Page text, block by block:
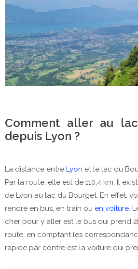
Comment aller au
depuis Lyon ?
La distance entre Lyon et le lac du
Par la route, elle est de 110,4 km. Il
de Lyon au lac du Bourget. En effet,
rendre en bus, en train ou en voiture .
cher pour y aller est le bus qui prend
route, en comptant les
rapide par contre est la voiture qui